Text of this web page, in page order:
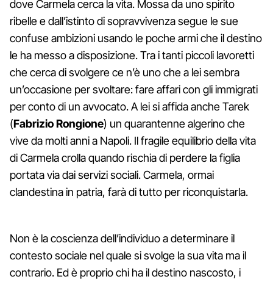
dove Carmela cerca la vita. Mossa da uno spirito
ribelle e dall’istinto di sopravvivenza segue le sue
confuse ambizioni usando le poche armi che il destino
le ha messo a disposizione. Tra i tanti piccoli lavoretti
che cerca di svolgere ce n’è uno che a lei sembra
un’occasione per svoltare: fare affari con gli immigrati
per conto di un avvocato. A lei si affida anche Tarek
(Fabrizio Rongione) un quarantenne algerino che
vive da molti anni a Napoli. Il fragile equilibrio della vita
di Carmela crolla quando rischia di perdere la figlia
portata via dai servizi sociali. Carmela, ormai
clandestina in patria, farà di tutto per riconquistarla.
Non è la coscienza dell’individuo a determinare il
contesto sociale nel quale si svolge la sua vita ma il
contrario. Ed è proprio chi ha il destino nascosto, i